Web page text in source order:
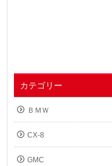
カテゴリー
ＢＭＷ
CX-8
GMC